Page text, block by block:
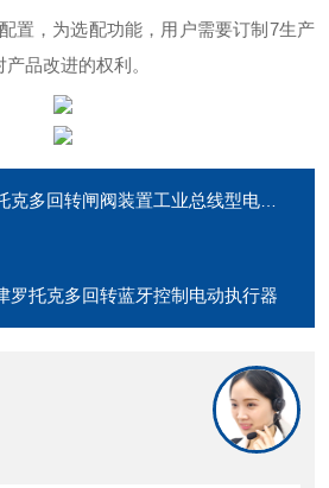
置，为选配功能，用户需要订制7生产
品改进的权利。
多回转闸阀装置工业总线型电动执行器
罗托克多回转蓝牙控制电动执行器